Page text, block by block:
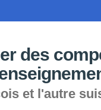
des
et l'autre